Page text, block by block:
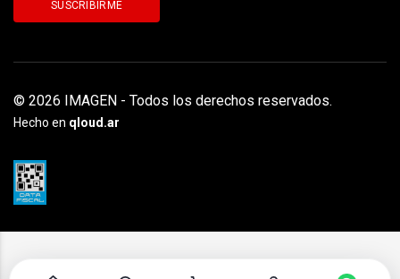
© 2026 IMAGEN - Todos los derechos reservados.
Hecho en qloud.ar